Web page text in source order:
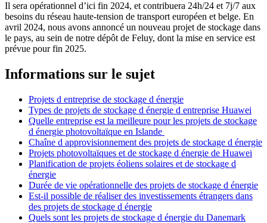
Il sera opérationnel d’ici fin 2024, et contribuera 24h/24 et 7j/7 aux
besoins du réseau haute-tension de transport européen et belge. En
avril 2024, nous avons annoncé un nouveau projet de stockage dans
le pays, au sein de notre dépôt de Feluy, dont la mise en service est
prévue pour fin 2025.
Informations sur le sujet
Projets d entreprise de stockage d énergie
Types de projets de stockage d énergie d entreprise Huawei
Quelle entreprise est la meilleure pour les projets de stockage
d énergie photovoltaïque en Islande
Chaîne d approvisionnement des projets de stockage d énergie
Projets photovoltaïques et de stockage d énergie de Huawei
Planification de projets éoliens solaires et de stockage d
énergie
Durée de vie opérationnelle des projets de stockage d énergie
Est-il possible de réaliser des investissements étrangers dans
des projets de stockage d énergie
Quels sont les projets de stockage d énergie du Danemark